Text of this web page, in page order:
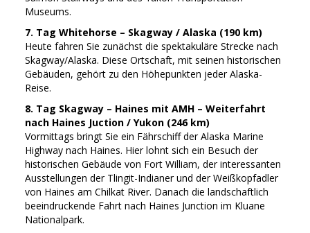
Museums.
7. Tag Whitehorse – Skagway / Alaska (190 km)
Heute fahren Sie zunächst die spektakuläre Strecke nach
Skagway/Alaska. Diese Ortschaft, mit seinen historischen
Gebäuden, gehört zu den Höhepunkten jeder Alaska-
Reise.
8. Tag Skagway – Haines mit AMH – Weiterfahrt
nach Haines Juction / Yukon (246 km)
Vormittags bringt Sie ein Fährschiff der Alaska Marine
Highway nach Haines. Hier lohnt sich ein Besuch der
historischen Gebäude von Fort William, der interessanten
Ausstellungen der Tlingit-Indianer und der Weißkopfadler
von Haines am Chilkat River. Danach die landschaftlich
beeindruckende Fahrt nach Haines Junction im Kluane
Nationalpark.